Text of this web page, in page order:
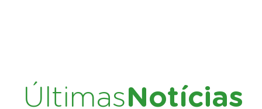
ÚltimasNotícias